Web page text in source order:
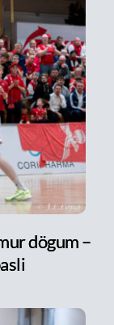
dögum –